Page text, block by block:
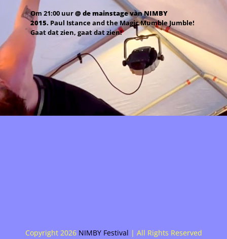
Om 21:00 uur@ de mainstage van NIMBY
2015. Paul Istance and the Magic Mumble Jumble!
Gaat dat zien, gaat dat zien!
Copyright 2026 NIMBY Festival | All Rights Reserved